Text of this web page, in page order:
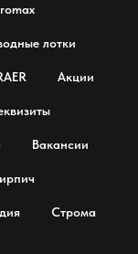
лотки
Акции
Вакансии
Строма